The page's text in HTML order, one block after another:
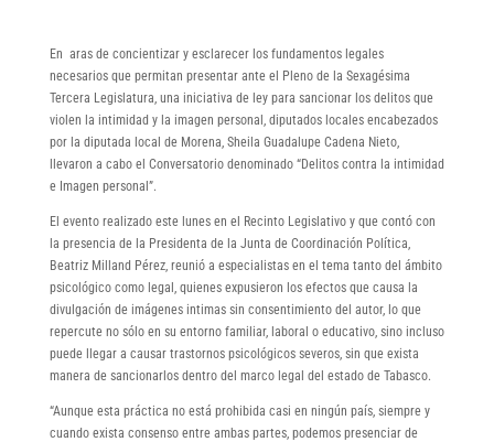
En aras de concientizar y esclarecer los fundamentos legales
necesarios que permitan presentar ante el Pleno de la Sexagésima
Tercera Legislatura, una iniciativa de ley para sancionar los delitos que
violen la intimidad y la imagen personal, diputados locales encabezados
por la diputada local de Morena, Sheila Guadalupe Cadena Nieto,
llevaron a cabo el Conversatorio denominado “Delitos contra la intimidad
e Imagen personal”.
El evento realizado este lunes en el Recinto Legislativo y que contó con
la presencia de la Presidenta de la Junta de Coordinación Política,
Beatriz Milland Pérez, reunió a especialistas en el tema tanto del ámbito
psicológico como legal, quienes expusieron los efectos que causa la
divulgación de imágenes intimas sin consentimiento del autor, lo que
repercute no sólo en su entorno familiar, laboral o educativo, sino incluso
puede llegar a causar trastornos psicológicos severos, sin que exista
manera de sancionarlos dentro del marco legal del estado de Tabasco.
“Aunque esta práctica no está prohibida casi en ningún país, siempre y
cuando exista consenso entre ambas partes, podemos presenciar de